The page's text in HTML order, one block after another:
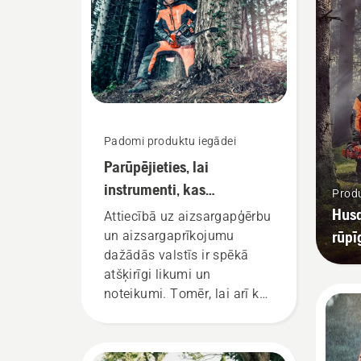
Padomi produktu iegādei
Parūpējieties, lai
instrumenti, kas
nepieciešami darba
uzsākšanai būtu droši un
silti.
Attiecībā uz aizsargapģērbu
un aizsargaprīkojumu
dažādās valstīs ir spēkā
atšķirīgi likumi un
noteikumi. Tomēr, lai arī kur
jūsu drošību, strādājot ar